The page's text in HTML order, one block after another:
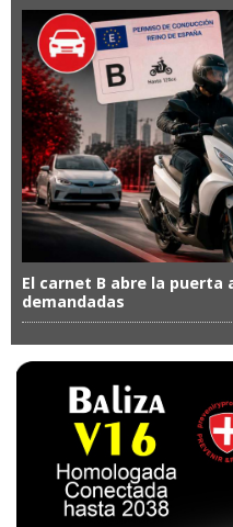
El carnet B abre la
demandadas